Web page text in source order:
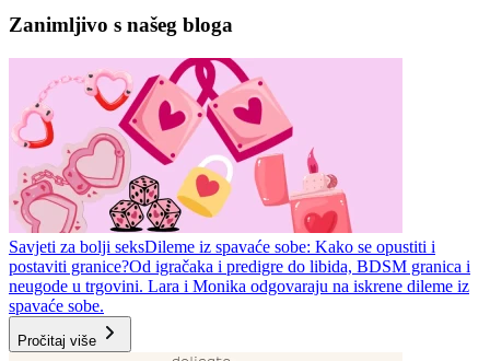
Zanimljivo s našeg bloga
Savjeti za bolji seksDileme iz spavaće sobe: Kako se opustiti i
postaviti granice?Od igračaka i predigre do libida, BDSM granica i
neugode u trgovini. Lara i Monika odgovaraju na iskrene dileme iz
spavaće sobe.
Pročitaj više